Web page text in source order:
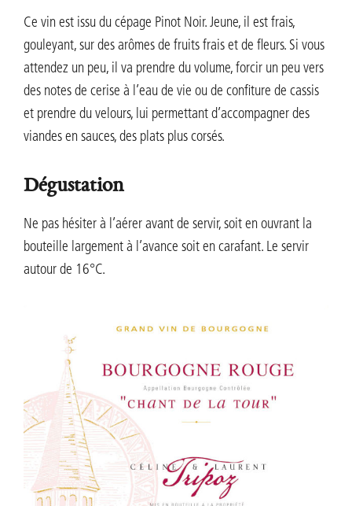
Ce vin est issu du cépage Pinot Noir. Jeune, il est frais,
gouleyant, sur des arômes de fruits frais et de fleurs. Si vous
attendez un peu, il va prendre du volume, forcir un peu vers
des notes de cerise à l’eau de vie ou de confiture de cassis
et prendre du velours, lui permettant d’accompagner des
viandes en sauces, des plats plus corsés.
Dégustation
Ne pas hésiter à l’aérer avant de servir, soit en ouvrant la
bouteille largement à l’avance soit en carafant. Le servir
autour de 16°C.